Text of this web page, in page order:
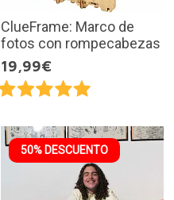
ClueFrame: Marco de
fotos con rompecabezas
19,99€
50% DESCUENTO